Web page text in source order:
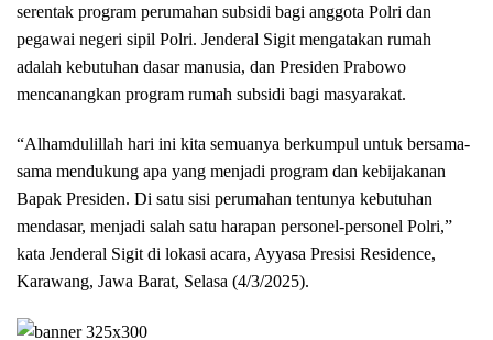
serentak program perumahan subsidi bagi anggota Polri dan
pegawai negeri sipil Polri. Jenderal Sigit mengatakan rumah
adalah kebutuhan dasar manusia, dan Presiden Prabowo
mencanangkan program rumah subsidi bagi masyarakat.
“Alhamdulillah hari ini kita semuanya berkumpul untuk bersama-
sama mendukung apa yang menjadi program dan kebijakanan
Bapak Presiden. Di satu sisi perumahan tentunya kebutuhan
mendasar, menjadi salah satu harapan personel-personel Polri,”
kata Jenderal Sigit di lokasi acara, Ayyasa Presisi Residence,
Karawang, Jawa Barat, Selasa (4/3/2025).